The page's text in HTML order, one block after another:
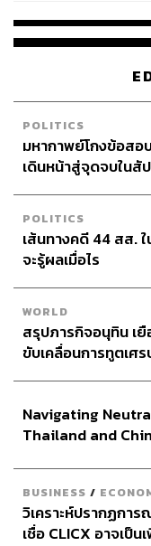
POLITICS
มหากาพย์โกงข้อสอ
เดินหน้าสู่จุดจบในสั
POLITICS
เส้นทางคดี 44 สส.
จะรู้ผลเมื่อไร
WORLD
สรุปภารกิจอนุทิน เยื
ขับเคลื่อนการทูตเศ
Navigating
Thailand and
BUSINESS /
วิเคราะห์ปรากฏกา
เชื่อ CLICX อาจเป็